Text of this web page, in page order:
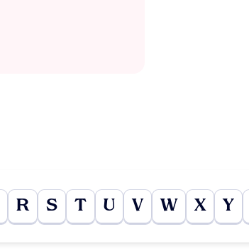
R S T U V W X Y